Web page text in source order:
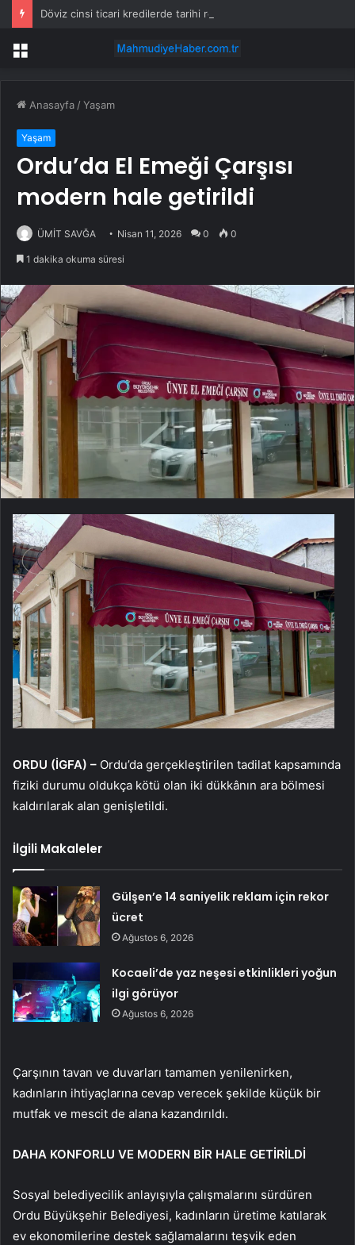
Döviz cinsi ticari kredilerde tarihi rekor
Menü
Anasayfa /Yaşam
Yaşam
Ordu’da El Emeği Çarşısı
modern hale getirildi
ÜMİT SAVĞA Nisan 11, 2026 0 0
1 dakika okuma süresi
ORDU (İGFA) – Ordu’da gerçekleştirilen tadilat kapsamında
fiziki durumu oldukça kötü olan iki dükkânın ara bölmesi
kaldırılarak alan genişletildi.
İlgili Makaleler
Gülşen’e 14 saniyelik reklam için rekor
ücret
Ağustos 6, 2026
Kocaeli’de yaz neşesi etkinlikleri yoğun
ilgi görüyor
Ağustos 6, 2026
Çarşının tavan ve duvarları tamamen yenilenirken,
kadınların ihtiyaçlarına cevap verecek şekilde küçük bir
mutfak ve mescit de alana kazandırıldı.
DAHA KONFORLU VE MODERN BİR HALE GETİRİLDİ
Sosyal belediyecilik anlayışıyla çalışmalarını sürdüren
Ordu Büyükşehir Belediyesi, kadınların üretime katılarak
ev ekonomilerine destek sağlamalarını teşvik eden